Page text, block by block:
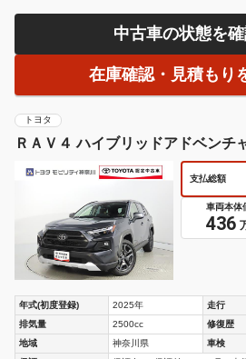
中古車の状態を
在庫確認・見積もり
トヨタ
ＲＡＶ４ ハイブリッドアドベンチ
支払総額
車両本体
436
年式(初度登録) 2025年 走行
排気量
2500cc 修復歴
地域
神奈川県 車検